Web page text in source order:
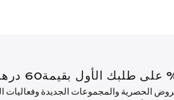
الحصرية والمجموعات الجديدة